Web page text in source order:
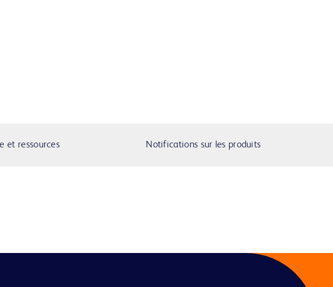
et ressources Notifications sur les produits